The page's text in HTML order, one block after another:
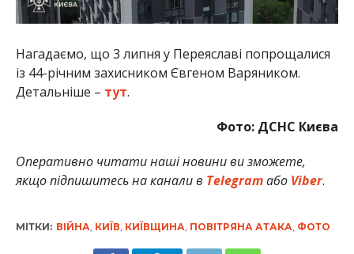
Нагадаємо, що 3 липня у Переяславі попрощалися
із 44-річним захисником Євгеном Варяником.
Детальніше – тут.
Фото: ДСНС Києва
Оперативно читати наші новини ви зможете,
якщо підпишитесь на канали в Telegramабо Viber.
МІТКИ: ВІЙНА, КИЇВ, КИЇВЩИНА, ПОВІТРЯНА АТАКА, ФОТО